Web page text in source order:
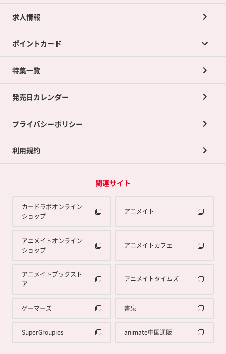
カードラボの買取サービスTOP
店舗買取について
ネット買取について
買取承諾書について
求人情報
ポイントカード
ポイントカードTOP
ポイント交換景品
特集一覧
発売日カレンダー
プライバシーポリシー
利用規約
関連サイト
カードラボオンライン
ショップ
アニメイト
アニメイトオンライン
ショップ
アニメイトカフェ
アニメイトブックスト
ア
アニメイトタイムズ
ゲーマーズ 書泉
SuperGroupies animate中国通販